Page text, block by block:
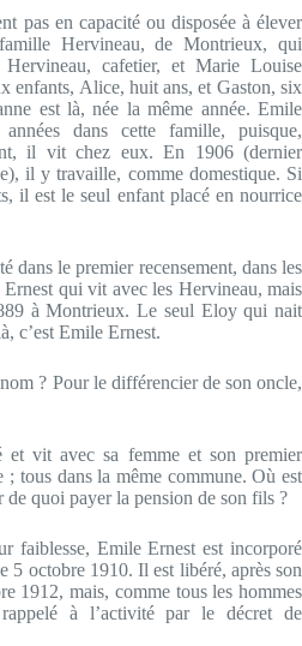
pas en capacité ou disposée à élever
Hervineau, de Montrieux, qui
cafetier, et Marie Louise
enfants, Alice, huit ans, et Gaston, six
est là, née la même année. Emile
dans cette famille, puisque,
il vit chez eux. En 1906 (dernier
il y travaille, comme domestique. Si
il est le seul enfant placé en nourrice
dans le premier recensement, dans les
Ernest qui vit avec les Hervineau, mais
à Montrieux. Le seul Eloy qui nait
c’est Emile Ernest.
? Pour le différencier de son oncle,
et vit avec sa femme et son premier
; tous dans la même commune. Où est
quoi payer la pension de son fils ?
faiblesse, Emile Ernest est incorporé
5 octobre 1910. Il est libéré, après son
1912, mais, comme tous les hommes
à l’activité par le décret de